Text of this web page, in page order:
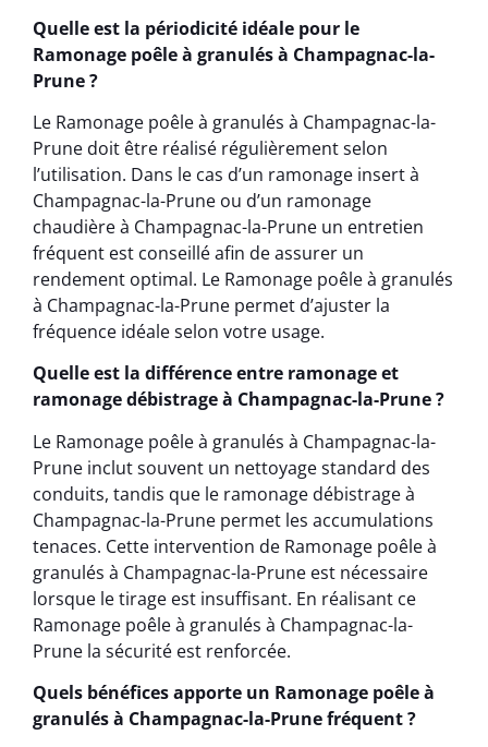
Quelle est la périodicité idéale pour le
Ramonage poêle à granulés à Champagnac-la-
Prune ?
Le Ramonage poêle à granulés à Champagnac-la-
Prune doit être réalisé régulièrement selon
l’utilisation. Dans le cas d’un ramonage insert à
Champagnac-la-Prune ou d’un ramonage
chaudière à Champagnac-la-Prune un entretien
fréquent est conseillé afin de assurer un
rendement optimal. Le Ramonage poêle à granulés
à Champagnac-la-Prune permet d’ajuster la
fréquence idéale selon votre usage.
Quelle est la différence entre ramonage et
ramonage débistrage à Champagnac-la-Prune ?
Le Ramonage poêle à granulés à Champagnac-la-
Prune inclut souvent un nettoyage standard des
conduits, tandis que le ramonage débistrage à
Champagnac-la-Prune permet les accumulations
tenaces. Cette intervention de Ramonage poêle à
granulés à Champagnac-la-Prune est nécessaire
lorsque le tirage est insuffisant. En réalisant ce
Ramonage poêle à granulés à Champagnac-la-
Prune la sécurité est renforcée.
Quels bénéfices apporte un Ramonage poêle à
granulés à Champagnac-la-Prune fréquent ?